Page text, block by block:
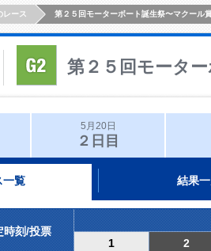
レース 第２５回モーターボート誕生祭〜マクール
第２５回モータ
5月20日
２日目
一覧 結果
時刻/投票
1
2